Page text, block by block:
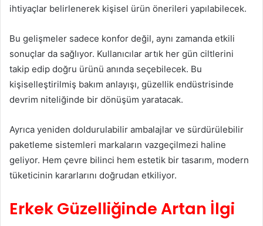
ihtiyaçlar belirlenerek kişisel ürün önerileri yapılabilecek.
Bu gelişmeler sadece konfor değil, aynı zamanda etkili
sonuçlar da sağlıyor. Kullanıcılar artık her gün ciltlerini
takip edip doğru ürünü anında seçebilecek. Bu
kişiselleştirilmiş bakım anlayışı, güzellik endüstrisinde
devrim niteliğinde bir dönüşüm yaratacak.
Ayrıca yeniden doldurulabilir ambalajlar ve sürdürülebilir
paketleme sistemleri markaların vazgeçilmezi haline
geliyor. Hem çevre bilinci hem estetik bir tasarım, modern
tüketicinin kararlarını doğrudan etkiliyor.
Erkek Güzelliğinde Artan İlgi